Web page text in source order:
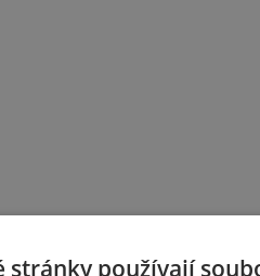
stránky používají